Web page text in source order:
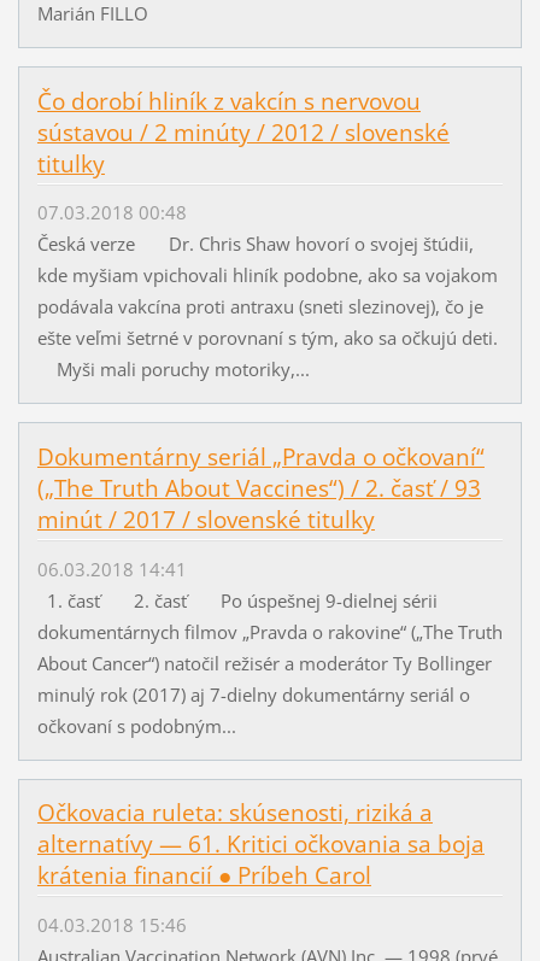
Marián FILLO
Čo dorobí hliník z vakcín s nervovou
sústavou / 2 minúty / 2012 / slovenské
titulky
07.03.2018 00:48
Česká verze Dr. Chris Shaw hovorí o svojej štúdii,
kde myšiam vpichovali hliník podobne, ako sa vojakom
podávala vakcína proti antraxu (sneti slezinovej), čo je
ešte veľmi šetrné v porovnaní s tým, ako sa očkujú deti.
Myši mali poruchy motoriky,...
Dokumentárny seriál „Pravda o očkovaní“
(„The Truth About Vaccines“) / 2. časť / 93
minút / 2017 / slovenské titulky
06.03.2018 14:41
1. časť 2. časť Po úspešnej 9-dielnej sérii
dokumentárnych filmov „Pravda o rakovine“ („The Truth
About Cancer“) natočil režisér a moderátor Ty Bollinger
minulý rok (2017) aj 7-dielny dokumentárny seriál o
očkovaní s podobným...
Očkovacia ruleta: skúsenosti, riziká a
alternatívy — 61. Kritici očkovania sa boja
krátenia financií ● Príbeh Carol
04.03.2018 15:46
Australian Vaccination Network (AVN) Inc. — 1998 (prvé